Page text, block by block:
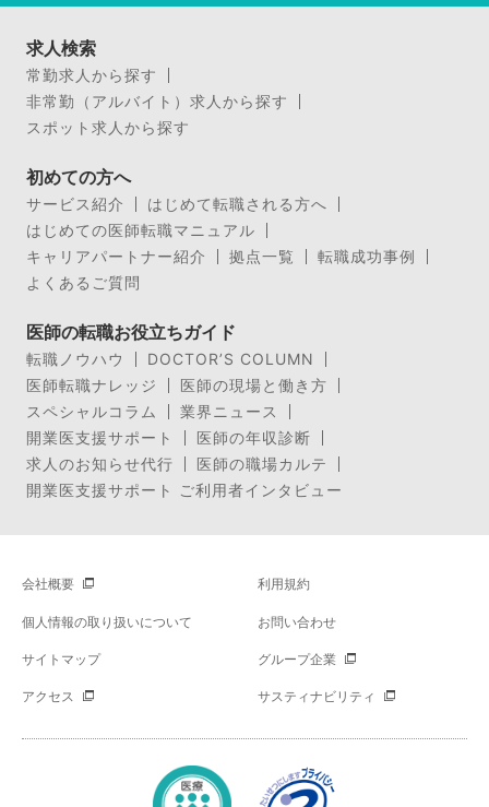
求人検索
常勤求人から探す
非常勤（アルバイト）求人から探す
スポット求人から探す
初めての方へ
サービス紹介
はじめて転職される方へ
はじめての医師転職マニュアル
キャリアパートナー紹介
拠点一覧
転職成功事例
よくあるご質問
医師の転職お役立ちガイド
転職ノウハウ
DOCTOR’S COLUMN
医師転職ナレッジ
医師の現場と働き方
スペシャルコラム
業界ニュース
開業医支援サポート
医師の年収診断
求人のお知らせ代行
医師の職場カルテ
開業医支援サポート ご利用者インタビュー
会社概要 利用規約
個人情報の取り扱いについて お問い合わせ
サイトマップ グループ企業
アクセス サスティナビリティ